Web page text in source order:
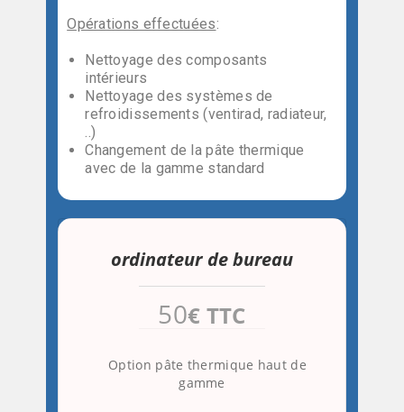
Opérations effectuées:
Nettoyage des composants
intérieurs
Nettoyage des systèmes de
refroidissements (ventirad, radiateur,
..)
Changement de la pâte thermique
avec de la gamme standard
ordinateur de bureau
50€ TTC
Option pâte thermique haut de
gamme